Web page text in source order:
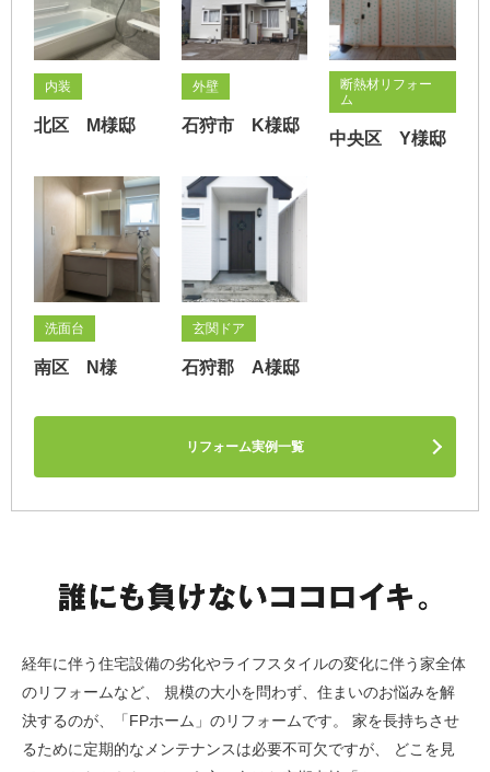
内装
北区 M様邸
外壁
石狩市 K様邸
断熱材リフォー
ム
中央区 Y様邸
洗面台
南区 N様
玄関ドア
石狩郡 A様邸
リフォーム実例一覧
経年に伴う住宅設備の劣化やライフスタイルの変化に伴う家全体
のリフォームなど、
規模の大小を問わず、住まいのお悩みを解
決するのが、「FPホーム」のリフォームです。
家を長持ちさせ
るために定期的なメンテナンスは必要不可欠ですが、
どこを見